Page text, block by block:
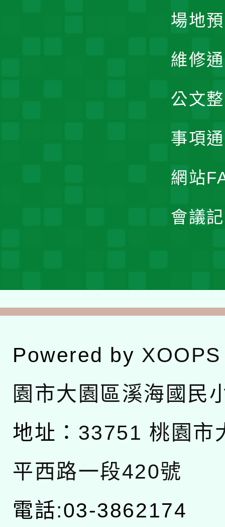
場地
維修
公文
事項
網站
會議
Powered by XOOPS
園市大園區溪海國民
地址： 33751 桃園市
平西路一段420號
電話:03-3862174